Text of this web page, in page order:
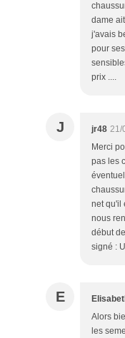
dame
j'avais
pour
prix ....
J jr48 21/
Merci
pas les
net qu'il
nous
début
signé :
E
Alors
les